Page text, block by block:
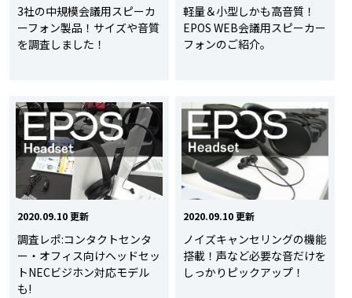
3社の中規模会議用スピーカ
ーフォン製品！サイズや音質
を調査しました！
軽量＆小型しかも高音質！
EPOS WEB会議用スピーカー
フォンのご紹介。
2020.09.10 更新
調査レポ:コンタクトセンタ
ー・オフィス向けヘッドセッ
トNECビジホン対応モデル
も!
2020.09.10 更新
ノイズキャンセリングの機能
搭載！声など必要な音だけを
しっかりピックアップ！